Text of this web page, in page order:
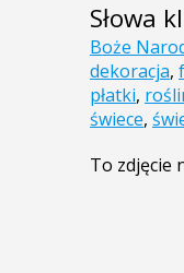
Słowa
Boże
dekoracja,
płatki,
świece,
To zdjęcie